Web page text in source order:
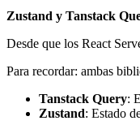
Zustand y Tanstack
Desde que los React
Para recordar: ambas
Tanstack Query:
Zustand: Estado